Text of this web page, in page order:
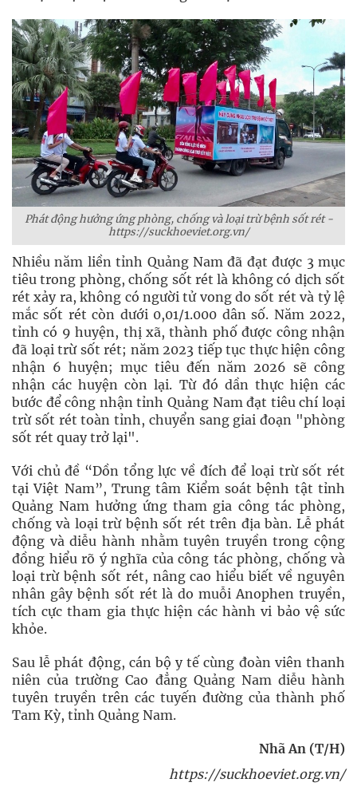
Phát động hưởng ứng phòng, chống và loại trừ bệnh sốt rét -
https://suckhoeviet.org.vn/
Nhiều năm liền tỉnh Quảng Nam đã đạt được 3 mục
tiêu trong phòng, chống sốt rét là không có dịch sốt
rét xảy ra, không có người tử vong do sốt rét và tỷ lệ
mắc sốt rét còn dưới 0,01/1.000 dân số. Năm 2022,
tỉnh có 9 huyện, thị xã, thành phố được công nhận
đã loại trừ sốt rét; năm 2023 tiếp tục thực hiện công
nhận 6 huyện; mục tiêu đến năm 2026 sẽ công
nhận các huyện còn lại. Từ đó dần thực hiện các
bước để công nhận tỉnh Quảng Nam đạt tiêu chí loại
trừ sốt rét toàn tỉnh, chuyển sang giai đoạn "phòng
sốt rét quay trở lại".
Với chủ đề “Dồn tổng lực về đích để loại trừ sốt rét
tại Việt Nam”, Trung tâm Kiểm soát bệnh tật tỉnh
Quảng Nam hưởng ứng tham gia công tác phòng,
chống và loại trừ bệnh sốt rét trên địa bàn. Lễ phát
động và diễu hành nhằm tuyên truyền trong cộng
đồng hiểu rõ ý nghĩa của công tác phòng, chống và
loại trừ bệnh sốt rét, nâng cao hiểu biết về nguyên
nhân gây bệnh sốt rét là do muỗi Anophen truyền,
tích cực tham gia thực hiện các hành vi bảo vệ sức
khỏe.
Sau lễ phát động, cán bộ y tế cùng đoàn viên thanh
niên của trường Cao đẳng Quảng Nam diễu hành
tuyên truyền trên các tuyến đường của thành phố
Tam Kỳ, tỉnh Quảng Nam.
Nhã An (T/H)
https://suckhoeviet.org.vn/